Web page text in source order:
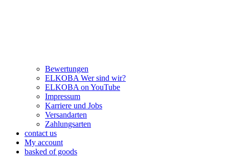
Bewertungen
ELKOBA Wer sind wir?
ELKOBA on YouTube
Impressum
Karriere und Jobs
Versandarten
Zahlungsarten
contact us
My account
basked of goods